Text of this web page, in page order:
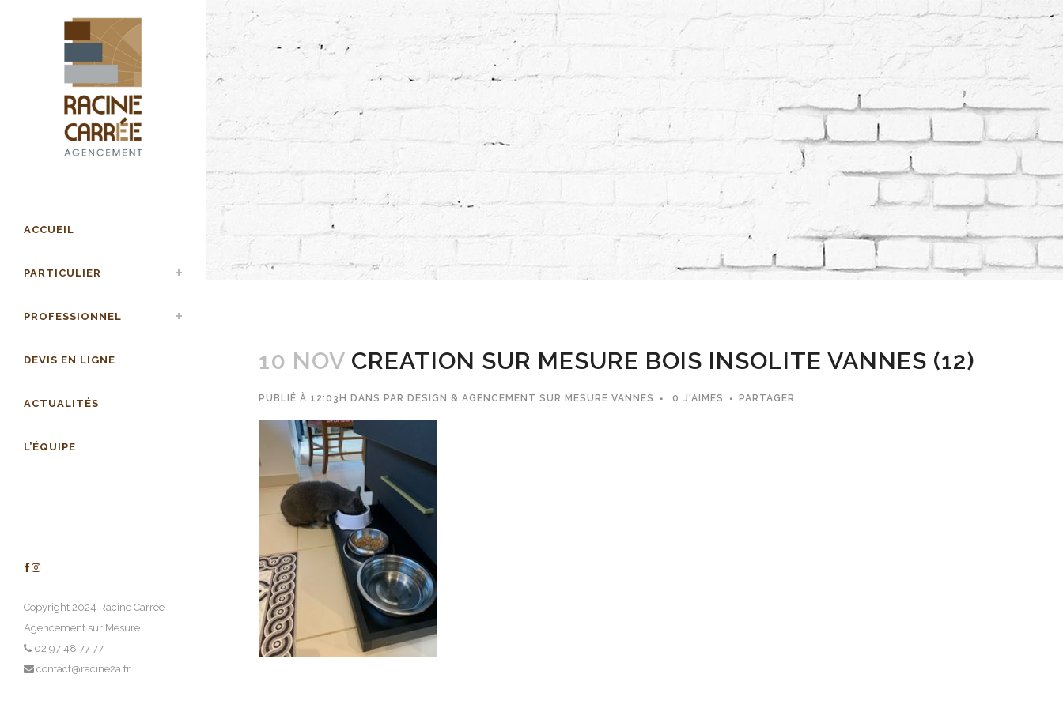
ACCUEIL
PARTICULIER
PROFESSIONNEL
DEVIS EN LIGNE
ACTUALITÉS
L’ÉQUIPE
Copyright 2024 Racine Carrée
Agencement sur Mesure
02 97 48 77 77
contact@racine2a.fr
10 NOV CREATION SUR MESURE BOIS INSOLITE VANNES (12)
PUBLIÉ À 12:03H DANS PAR DESIGN & AGENCEMENT SUR MESURE VANNES 0 J'AIMES PARTAGER